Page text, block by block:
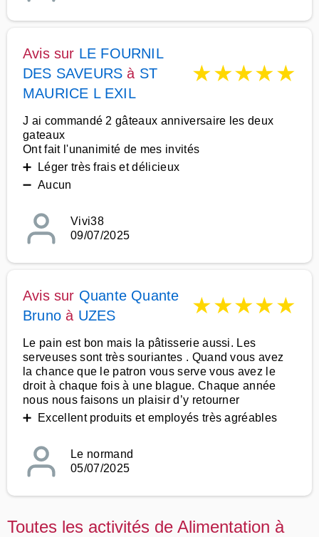
Avis sur LE FOURNIL
DES SAVEURS à ST
MAURICE L EXIL
★★★★★
J ai commandé 2 gâteaux anniversaire les deux
gateaux
Ont fait l'unanimité de mes invités
➕ Léger très frais et délicieux
➖ Aucun
Vivi38
09/07/2025
Avis sur Quante Quante
Bruno à UZES ★★★★★
Le pain est bon mais la pâtisserie aussi. Les
serveuses sont très souriantes . Quand vous avez
la chance que le patron vous serve vous avez le
droit à chaque fois à une blague. Chaque année
nous nous faisons un plaisir d’y retourner
➕ Excellent produits et employés très agréables
Le normand
05/07/2025
Toutes les activités de Alimentation à